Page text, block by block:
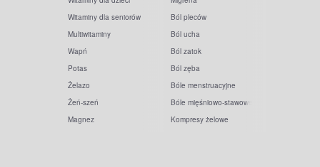
Witaminy dla seniorów
Multiwitaminy
Wapń
Potas
Żelazo
Żeń-szeń
Magnez
Ból pleców
Ból ucha
Ból zatok
Ból zęba
Bóle menstruacyjne
Bóle mięśniowo-stawowe
Kompresy żelowe